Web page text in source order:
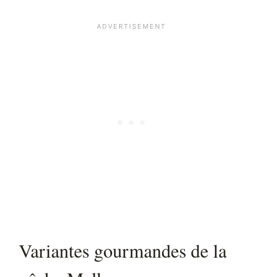
Variantes gourmandes de la